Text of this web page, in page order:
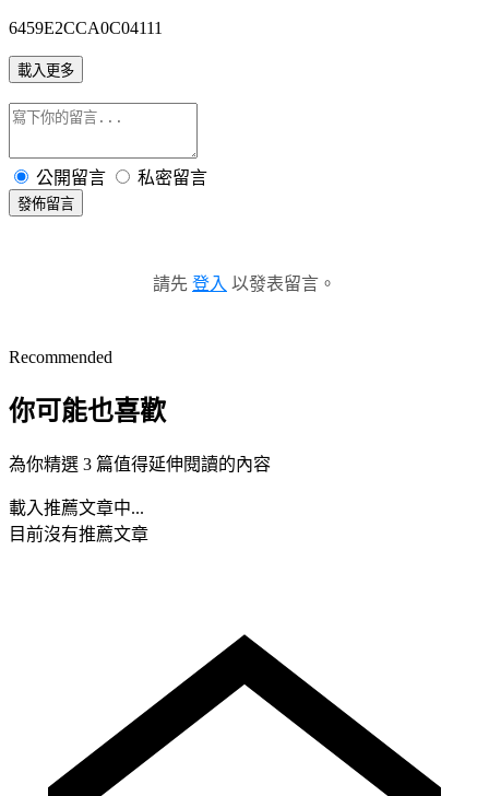
6459E2CCA0C04111
載入更多
公開留言 私密留言
發佈留言
請先 登入 以發表留言。
Recommended
你可能也喜歡
為你精選 3 篇值得延伸閱讀的內容
載入推薦文章中...
目前沒有推薦文章